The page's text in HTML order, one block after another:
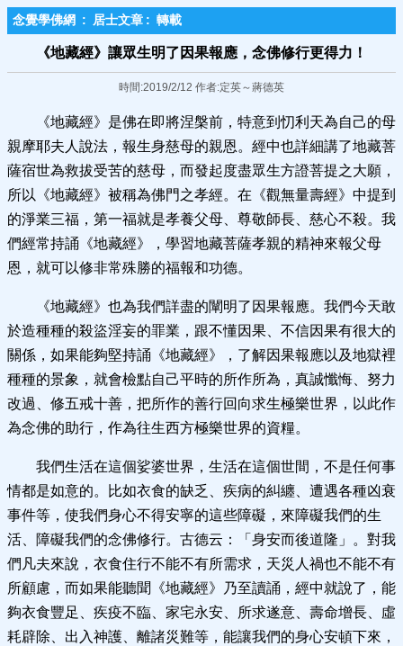
念覺學佛網 : 居士文章 : 轉載
《地藏經》讓眾生明了因果報應​，念佛修行更得力！
時間:2019/2/12 作者:定英～蔣德英
《地藏經》是佛在即將涅槃前，特意到忉利天為自己的母
親摩耶夫人說法，報生身慈母的親恩。經中也詳細講了地藏菩
薩宿世為救拔受苦的慈母，而發起度盡眾生方證菩提之大願，
所以《地藏經》被稱為佛門之孝經。在《觀無量壽經》中提到
的淨業三福，第一福就是孝養父母、尊敬師長、慈心不殺。我
們經常持誦《地藏經》，學習地藏菩薩孝親的精神來報父母
恩，就可以修非常殊勝的福報和功德。
《地藏經》也為我們詳盡的闡明了因果報應。我們今天敢
於造種種的殺盜淫妄的罪業，跟不懂因果、不信因果有很大的
關係，如果能夠堅持誦《地藏經》，了解因果報應以及地獄裡
種種的景象，就會檢點自己平時的所作所為，真誠懺悔、努力
改過、修五戒十善，把所作的善行回向求生極樂世界，以此作
為念佛的助行，作為往生西方極樂世界的資糧。
我們生活在這個娑婆世界，生活在這個世間，不是任何事
情都是如意的。比如衣食的缺乏、疾病的糾纏、遭遇各種凶衰
事件等，使我們身心不得安寧的這些障礙，來障礙我們的生
活、障礙我們的念佛修行。古德云：「身安而後道隆」。對我
們凡夫來說，衣食住行不能不有所需求，天災人禍也不能不有
所顧慮，而如果能聽聞《地藏經》乃至讀誦，經中就說了，能
夠衣食豐足、疾疫不臨、家宅永安、所求遂意、壽命增長、虛
耗辟除、出入神護、離諸災難等，能讓我們的身心安頓下來，